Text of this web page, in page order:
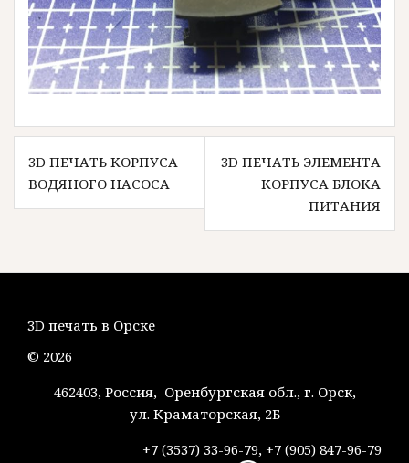
Навигация
по
записям
3D ПЕЧАТЬ КОРПУСА
ВОДЯНОГО НАСОСА
3D ПЕЧАТЬ ЭЛЕМЕНТА
КОРПУСА БЛОКА
ПИТАНИЯ
3D печать в Орске
© 2026
462403, Россия, Оренбургская обл., г. Орск,
ул. Краматорская, 2Б
+7 (3537) 33-96-79, +7 (905) 847-96-79